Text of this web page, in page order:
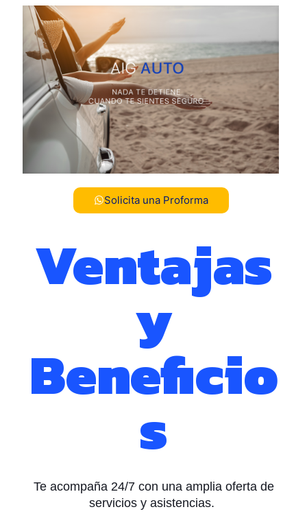
Solicita una Proforma
Ventajas
y
Beneficio
s
Te acompaña 24/7 con una amplia oferta de
servicios y asistencias.